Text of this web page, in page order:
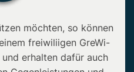
möchten, so können
freiwiliigen GreWi-
erhalten dafür auch